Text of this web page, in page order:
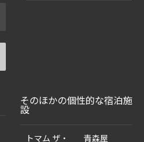
そのほかの個性的な宿泊施
設
トマム ザ・ 青森屋